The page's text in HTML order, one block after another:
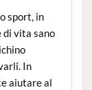
sport, in
di vita sano
In
aiutare al